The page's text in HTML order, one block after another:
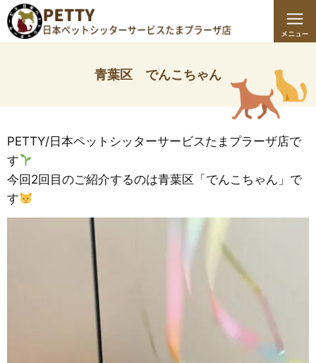
青葉区 でんこちゃん
PETTY/日本ペットシッターサービスたまプラーザ店で
す
今回2回目のご紹介するのは青葉区「でんこちゃん」で
す